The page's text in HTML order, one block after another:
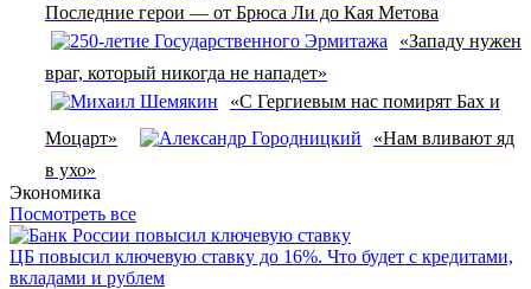
Последние герои — от Брюса Ли до Кая Метова
«Западу нужен
враг, который никогда не нападет»
«С Гергиевым нас помирят Бах и
Моцарт»
«Нам вливают яд
в ухо»
Экономика
Посмотреть все
ЦБ повысил ключевую ставку до 16%. Что будет с кредитами,
вкладами и рублем